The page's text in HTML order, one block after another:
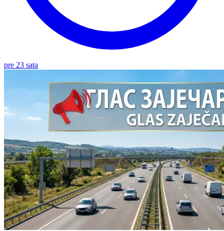
pre 23 sata